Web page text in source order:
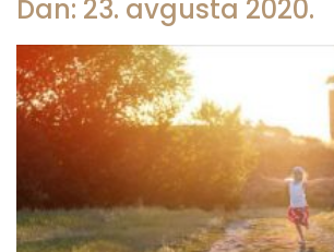
Dan: 23. avgusta 2020.